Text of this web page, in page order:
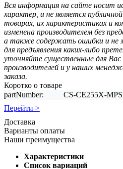
Вся информация на сайте носит
характер, и не является
товарах, их характеристиках и
изменена производителем без
а также содержать ошибки и не
для предъявления каких-либо
уточняйте существенные для
производителей и у наших
заказа.
Коротко о товаре
partNumber:
CS-CE255X-MPS
Перейти >
Доставка
Варианты оплаты
Наши преимущества
Характеристики
Список вариаций